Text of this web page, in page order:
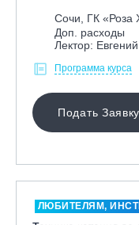
Сочи, ГК «Роза
Доп. расходы
Лектор:
Программа курса
Подать Заявку
ЛЮБИТЕЛЯМ,